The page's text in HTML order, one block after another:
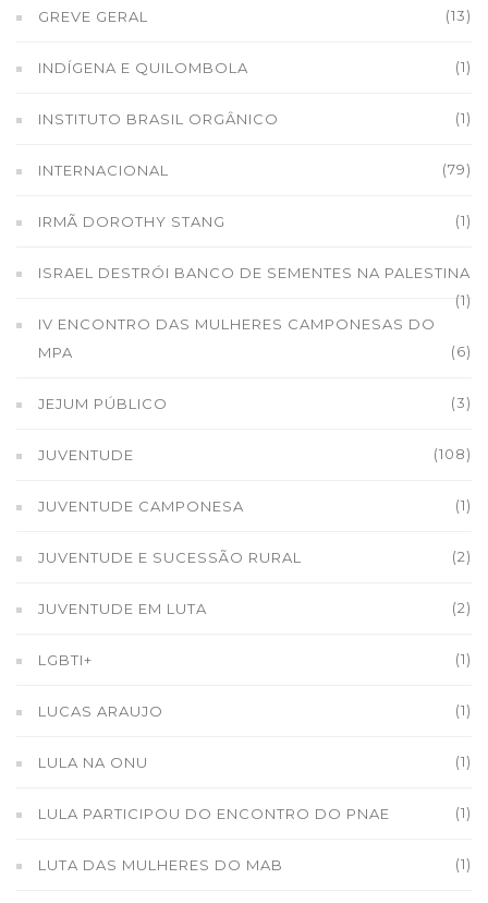
GREVE GERAL (13)
INDÍGENA E QUILOMBOLA (1)
INSTITUTO BRASIL ORGÂNICO (1)
INTERNACIONAL (79)
IRMÃ DOROTHY STANG (1)
ISRAEL DESTRÓI BANCO DE SEMENTES NA PALESTINA
(1)
IV ENCONTRO DAS MULHERES CAMPONESAS DO
MPA
(6)
JEJUM PÚBLICO (3)
JUVENTUDE (108)
JUVENTUDE CAMPONESA (1)
JUVENTUDE E SUCESSÃO RURAL (2)
JUVENTUDE EM LUTA (2)
LGBTI+ (1)
LUCAS ARAUJO (1)
LULA NA ONU (1)
LULA PARTICIPOU DO ENCONTRO DO PNAE (1)
LUTA DAS MULHERES DO MAB (1)